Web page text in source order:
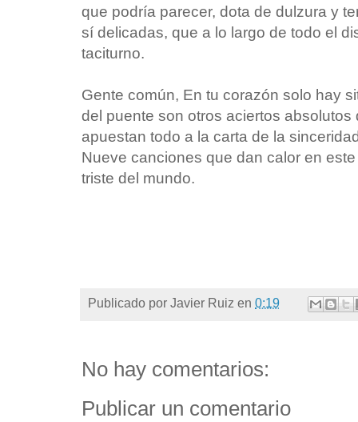
que podría parecer, dota de dulzura y
sí delicadas, que a lo largo de todo el
taciturno.
Gente común, En tu corazón solo hay
del puente son otros aciertos
apuestan todo a la carta de la
Nueve canciones que dan calor en
triste del mundo.
Publicado por Javier Ruiz en 0:19
No hay comentarios:
Publicar un comentario